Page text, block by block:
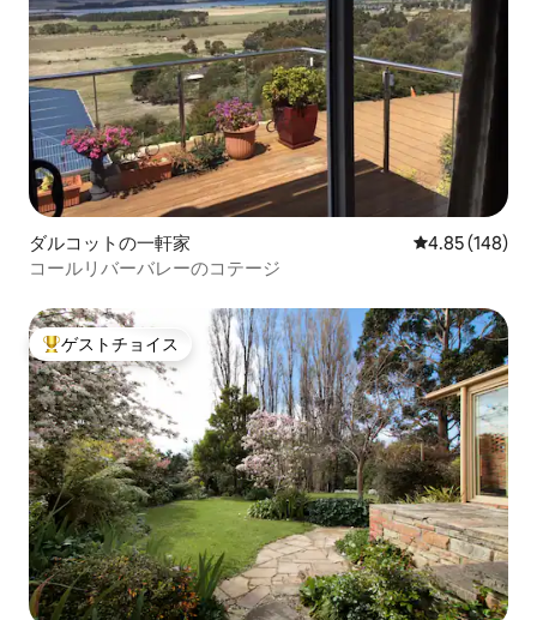
ダルコットの一軒家 レビュー148
4.85 (148)
コールリバーバレーのコテージ
大好評のゲストチョイスです。
ゲストチョイス